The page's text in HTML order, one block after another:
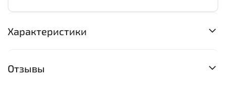
Характеристики
Отзывы